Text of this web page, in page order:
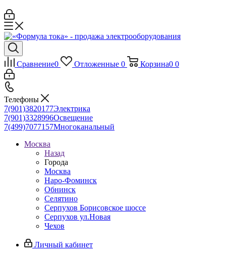
Сравнение0 Отложенные 0 Корзина0 0
Телефоны
7(901)3820177Электрика
7(901)3328996Освещение
7(499)7077157Многоканальный
Москва
Назад
Города
Москва
Наро-Фоминск
Обнинск
Селятино
Серпухов Борисовское шоссе
Серпухов ул.Новая
Чехов
Личный кабинет